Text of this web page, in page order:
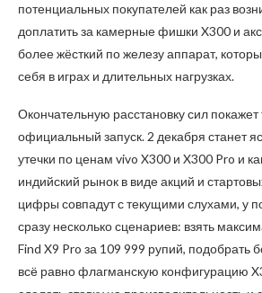
потенциальных покупателей как раз
доплатить за камерные фишки X300 и
более жёсткий по железу аппарат,
себя в играх и длительных нагрузках.
Окончательную расстановку сил покажет
официальный запуск. 2 декабря станет
утечки по ценам vivo X300 и X300 Pro и
индийский рынок в виде акций и
цифры совпадут с текущими слухами, у
сразу несколько сценариев: взять
Find X9 Pro за 109 999 рупий, подобрать
всё равно флагманскую конфигурацию